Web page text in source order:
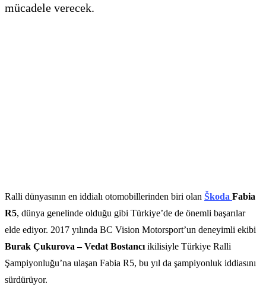
mücadele verecek.
Ralli dünyasının en iddialı otomobillerinden biri olan Škoda Fabia
R5, dünya genelinde olduğu gibi Türkiye’de de önemli başarılar
elde ediyor. 2017 yılında BC Vision Motorsport’un deneyimli ekibi
Burak Çukurova – Vedat Bostancı ikilisiyle Türkiye Ralli
Şampiyonluğu’na ulaşan Fabia R5, bu yıl da şampiyonluk iddiasını
sürdürüyor.